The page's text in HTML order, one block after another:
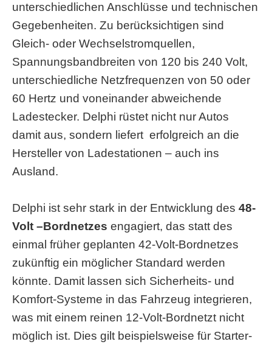
unterschiedlichen Anschlüsse und technischen
Gegebenheiten. Zu berücksichtigen sind
Gleich- oder Wechselstromquellen,
Spannungsbandbreiten von 120 bis 240 Volt,
unterschiedliche Netzfrequenzen von 50 oder
60 Hertz und voneinander abweichende
Ladestecker. Delphi rüstet nicht nur Autos
damit aus, sondern liefert erfolgreich an die
Hersteller von Ladestationen – auch ins
Ausland.
Delphi ist sehr stark in der Entwicklung des 48-
Volt –Bordnetzes engagiert, das statt des
einmal früher geplanten 42-Volt-Bordnetzes
zukünftig ein möglicher Standard werden
könnte. Damit lassen sich Sicherheits- und
Komfort-Systeme in das Fahrzeug integrieren,
was mit einem reinen 12-Volt-Bordnetzt nicht
möglich ist. Dies gilt beispielsweise für Starter-